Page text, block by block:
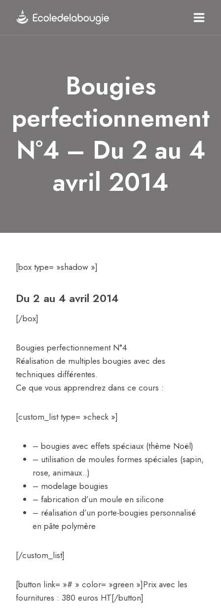
Bougies
perfectionnement
N°4 – Du 2 au 4
avril 2014
[box type= »shadow »]
Du 2 au 4 avril 2014
[/box]
Bougies perfectionnement N°4
Réalisation de multiples bougies avec des
techniques différentes.
Ce que vous apprendrez dans ce cours :
[custom_list type= »check »]
– bougies avec effets spéciaux (thème Noël)
– utilisation de moules formes spéciales (sapin,
rose, animaux..)
– modelage bougies
– fabrication d’un moule en silicone
– réalisation d’un porte-bougies personnalisé
en pâte polymère
[/custom_list]
[button link= »# » color= »green »]Prix avec les
fournitures : 380 euros HT[/button]